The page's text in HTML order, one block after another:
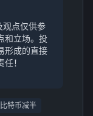
观点仅供参
和立场。投
形成的直接
！
比特币减半